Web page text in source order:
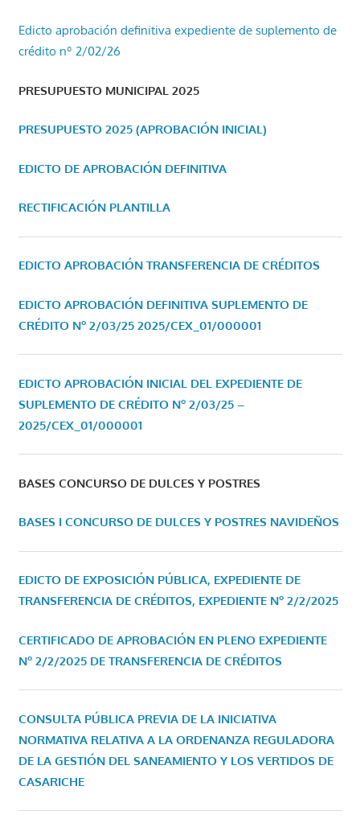
Edicto aprobación definitiva expediente de suplemento de
crédito nº 2/02/26
PRESUPUESTO MUNICIPAL 2025
PRESUPUESTO 2025 (APROBACIÓN INICIAL)
EDICTO DE APROBACIÓN DEFINITIVA
RECTIFICACIÓN PLANTILLA
EDICTO APROBACIÓN TRANSFERENCIA DE CRÉDITOS
EDICTO APROBACIÓN DEFINITIVA SUPLEMENTO DE
CRÉDITO Nº 2/03/25 2025/CEX_01/000001
EDICTO APROBACIÓN INICIAL DEL EXPEDIENTE DE
SUPLEMENTO DE CRÉDITO Nº 2/03/25 –
2025/CEX_01/000001
BASES CONCURSO DE DULCES Y POSTRES
BASES I CONCURSO DE DULCES Y POSTRES NAVIDEÑOS
EDICTO DE EXPOSICIÓN PÚBLICA, EXPEDIENTE DE
TRANSFERENCIA DE CRÉDITOS, EXPEDIENTE Nº 2/2/2025
CERTIFICADO DE APROBACIÓN EN PLENO EXPEDIENTE
Nº 2/2/2025 DE TRANSFERENCIA DE CRÉDITOS
CONSULTA PÚBLICA PREVIA DE LA INICIATIVA
NORMATIVA RELATIVA A LA ORDENANZA REGULADORA
DE LA GESTIÓN DEL SANEAMIENTO Y LOS VERTIDOS DE
CASARICHE